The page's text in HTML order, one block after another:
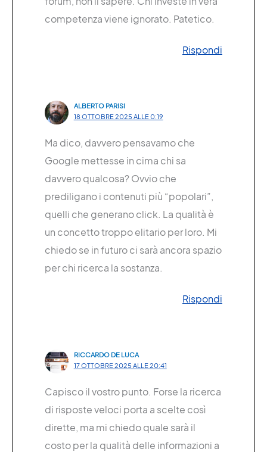
competenza viene ignorato. Patetico.
Rispondi
ALBERTO PARISI
18 OTTOBRE 2025 ALLE 0:19
Ma dico, davvero pensavamo che
Google mettesse in cima chi sa
davvero qualcosa? Ovvio che
prediligano i contenuti più “popolari”,
quelli che generano click. La qualità è
un concetto troppo elitario per loro. Mi
chiedo se in futuro ci sarà ancora spazio
per chi ricerca la sostanza.
Rispondi
RICCARDO DE LUCA
17 OTTOBRE 2025 ALLE 20:41
Capisco il vostro punto. Forse la ricerca
di risposte veloci porta a scelte così
dirette, ma mi chiedo quale sarà il
costo per la qualità delle informazioni a